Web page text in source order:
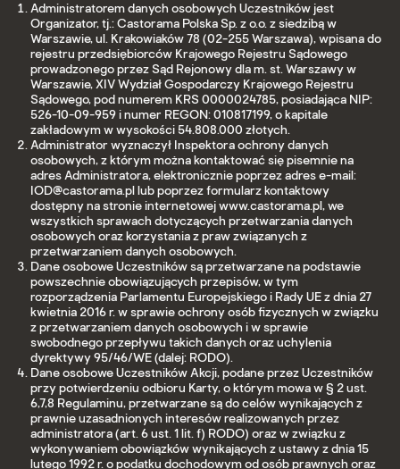
Administratorem danych osobowych Uczestników jest
Organizator, tj.: Castorama Polska Sp. z o.o. z siedzibą w
Warszawie, ul. Krakowiaków 78 (02-255 Warszawa), wpisana do
rejestru przedsiębiorców Krajowego Rejestru Sądowego
prowadzonego przez Sąd Rejonowy dla m. st. Warszawy w
Warszawie, XIV Wydział Gospodarczy Krajowego Rejestru
Sądowego, pod numerem KRS 0000024785, posiadająca NIP:
526-10-09-959 i numer REGON: 010817199, o kapitale
zakładowym w wysokości 54.808.000 złotych.
Administrator wyznaczył Inspektora ochrony danych
osobowych, z którym można kontaktować się pisemnie na
adres Administratora, elektronicznie poprzez adres e-mail:
IOD@castorama.pl lub poprzez formularz kontaktowy
dostępny na stronie internetowej www.castorama.pl, we
wszystkich sprawach dotyczących przetwarzania danych
osobowych oraz korzystania z praw związanych z
przetwarzaniem danych osobowych.
Dane osobowe Uczestników są przetwarzane na podstawie
powszechnie obowiązujących przepisów, w tym
rozporządzenia Parlamentu Europejskiego i Rady UE z dnia 27
kwietnia 2016 r. w sprawie ochrony osób fizycznych w związku
z przetwarzaniem danych osobowych i w sprawie
swobodnego przepływu takich danych oraz uchylenia
dyrektywy 95/46/WE (dalej: RODO).
Dane osobowe Uczestników Akcji, podane przez Uczestników
przy potwierdzeniu odbioru Karty, o którym mowa w § 2 ust.
6,7,8 Regulaminu, przetwarzane są do celów wynikających z
prawnie uzasadnionych interesów realizowanych przez
administratora (art. 6 ust. 1 lit. f) RODO) oraz w związku z
wykonywaniem obowiązków wynikających z ustawy z dnia 15
lutego 1992 r. o podatku dochodowym od osób prawnych oraz